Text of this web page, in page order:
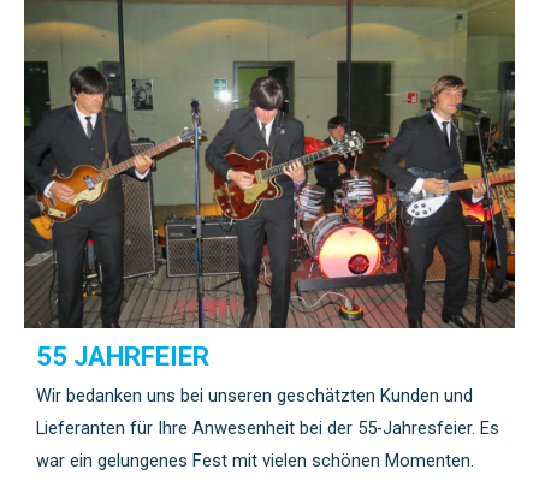
55 JAHRFEIER
Wir bedanken uns bei unseren geschätzten Kunden und
Lieferanten für Ihre Anwesenheit bei der 55-Jahresfeier. Es
war ein gelungenes Fest mit vielen schönen Momenten.